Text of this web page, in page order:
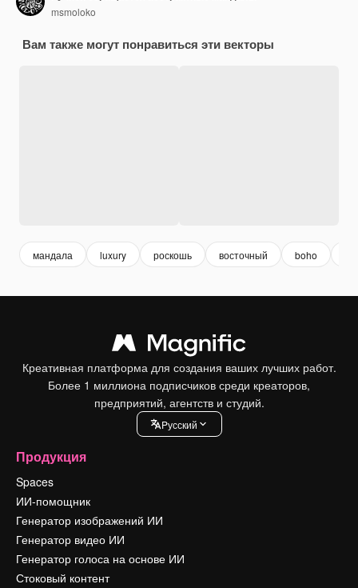
msmoloko
Вам также могут понравиться эти векторы
мандала luxury роскошь восточный boho
Креативная платформа для создания ваших лучших работ.
Более 1 миллиона подписчиков среди креаторов,
предприятий, агентств и студий.
Pусский
Продукция
Spaces
ИИ-помощник
Генератор изображений ИИ
Генератор видео ИИ
Генератор голоса на основе ИИ
Стоковый контент